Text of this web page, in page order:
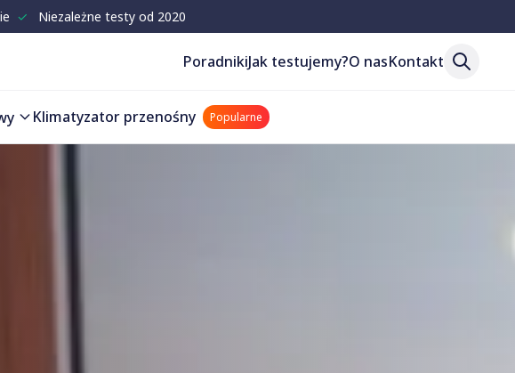
✓ Niezależne testy od 2020
PoradnikiJak testujemy?O nasKontakt
Klimatyzator przenośny Popularne